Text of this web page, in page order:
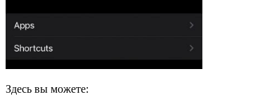
Здесь вы можете: